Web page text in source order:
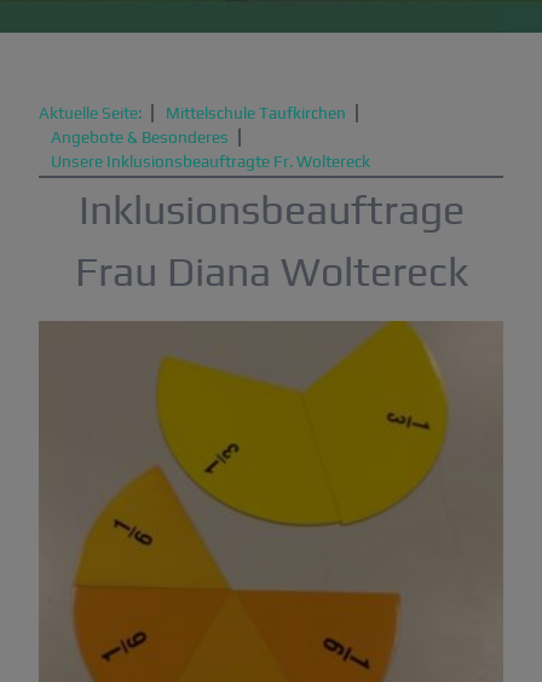
Aktuelle Seite:
Mittelschule Taufkirchen
Angebote & Besonderes
Unsere Inklusionsbeauftragte Fr. Woltereck
Inklusionsbeauftrage
Frau Diana Woltereck